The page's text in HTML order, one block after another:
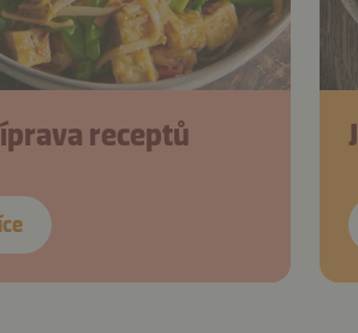
receptů